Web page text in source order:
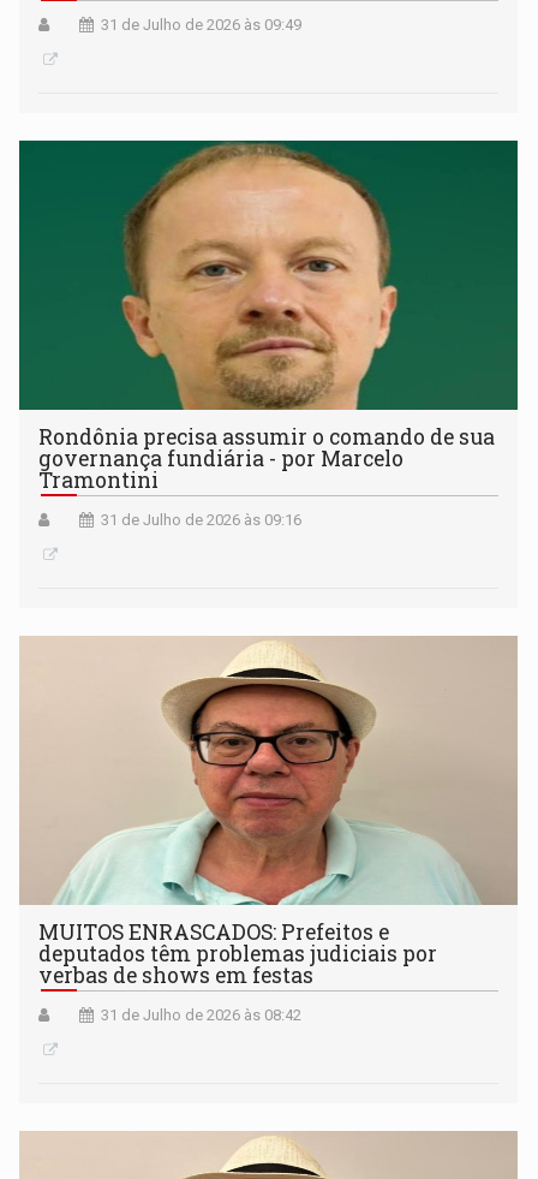
31 de Julho de 2026 às 09:49
Rondônia precisa assumir o comando de sua
governança fundiária - por Marcelo
Tramontini
31 de Julho de 2026 às 09:16
MUITOS ENRASCADOS: Prefeitos e
deputados têm problemas judiciais por
verbas de shows em festas
31 de Julho de 2026 às 08:42